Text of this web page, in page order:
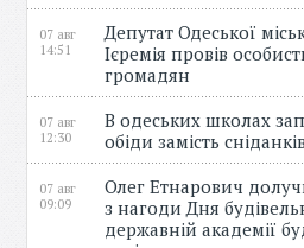
07 авг
14:51
Депутат Одеської
Ієремія провів
громадян
07 авг
12:30
В одеських школах
обіди замість
07 авг
09:09
Олег Етнарович
з нагоди Дня
державній академії